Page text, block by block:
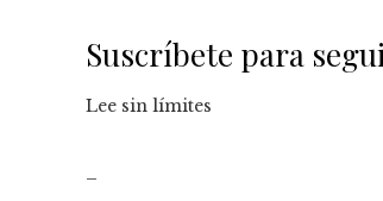
Suscríbete para
Lee sin límites